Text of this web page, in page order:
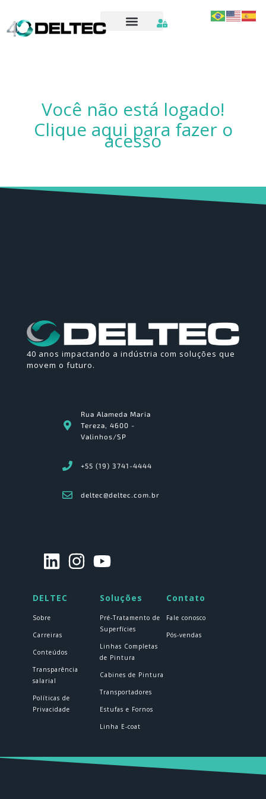
Você não está logado!
Clique aqui para fazer o
acesso
40 anos impactando a indústria com soluções que
movem o futuro.
Rua Alameda Maria
Tereza, 4600 -
Valinhos/SP
+55 (19) 3741-4444
deltec@deltec.com.br
DELTEC Soluções Contato
Sobre
Carreiras
Conteúdos
Transparência
salarial
Políticas de
Privacidade
Pré-Tratamento de
Superfícies
Linhas Completas
de Pintura
Cabines de Pintura
Transportadores
Estufas e Fornos
Linha E-coat
Fale conosco
Pós-vendas